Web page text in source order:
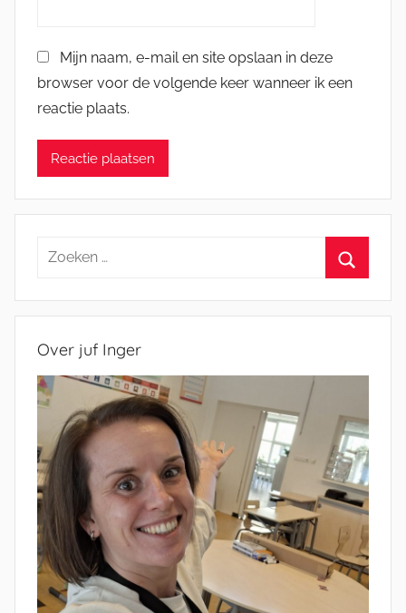
Mijn naam, e-mail en site opslaan in deze
browser voor de volgende keer wanneer ik een
reactie plaats.
Zoeken
Over juf Inger